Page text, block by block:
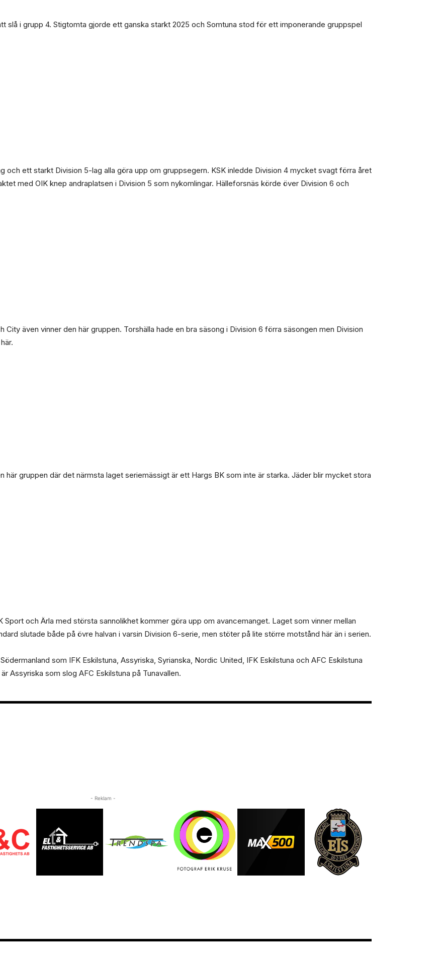
slå i grupp 4. Stigtomta gjorde ett ganska starkt 2025 och Somtuna stod för ett imponerande gruppspel
och ett starkt Division 5-lag alla göra upp om gruppsegern. KSK inledde Division 4 mycket svagt förra året
med OIK knep andraplatsen i Division 5 som nykomlingar. Hälleforsnäs körde över Division 6 och
City även vinner den här gruppen. Torshälla hade en bra säsong i Division 6 förra säsongen men Division
här gruppen där det närmsta laget seriemässigt är ett Hargs BK som inte är starka. Jäder blir mycket stora
Sport och Ärla med största sannolikhet kommer göra upp om avancemanget. Laget som vinner mellan
slutade både på övre halvan i varsin Division 6-serie, men stöter på lite större motstånd här än i serien.
som IFK Eskilstuna, Assyriska, Syrianska, Nordic United, IFK Eskilstuna och AFC Eskilstuna
Assyriska som slog AFC Eskilstuna på Tunavallen.
- Reklam -